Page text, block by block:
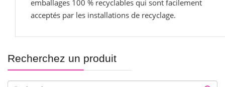
emballages 100 % recyclables qui sont facilement
acceptés par les installations de recyclage.
Recherchez un produit